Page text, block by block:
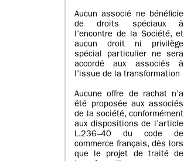
Aucun associé ne bénéficie
de droits spéciaux à
l’encontre de la Société, et
aucun droit ni privilège
spécial particulier ne sera
accordé aux associés à
l’issue de la transformation
Aucune offre de rachat n’a
été proposée aux associés
de la société, conformément
aux dispositions de l’article
L.236–40 du code de
commerce français, dès lors
que le projet de traité de